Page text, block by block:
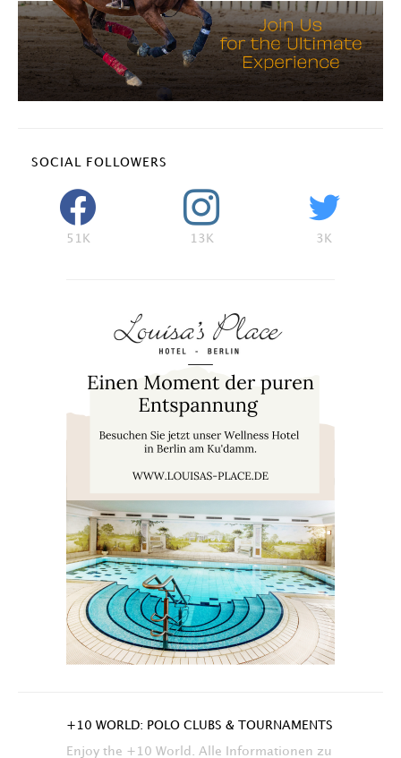
SOCIAL FOLLOWERS
51K 13K 3K
+10 WORLD: POLO CLUBS & TOURNAMENTS
Enjoy the +10 World. Alle Informationen zu